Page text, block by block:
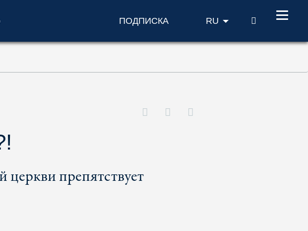
ПОДПИСКА RU ПОИСК
препятствует